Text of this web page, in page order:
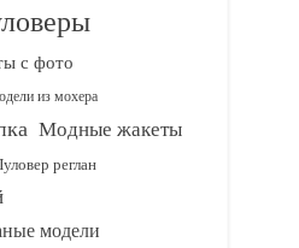
с фото
из мохера
Модные жакеты
реглан
модели